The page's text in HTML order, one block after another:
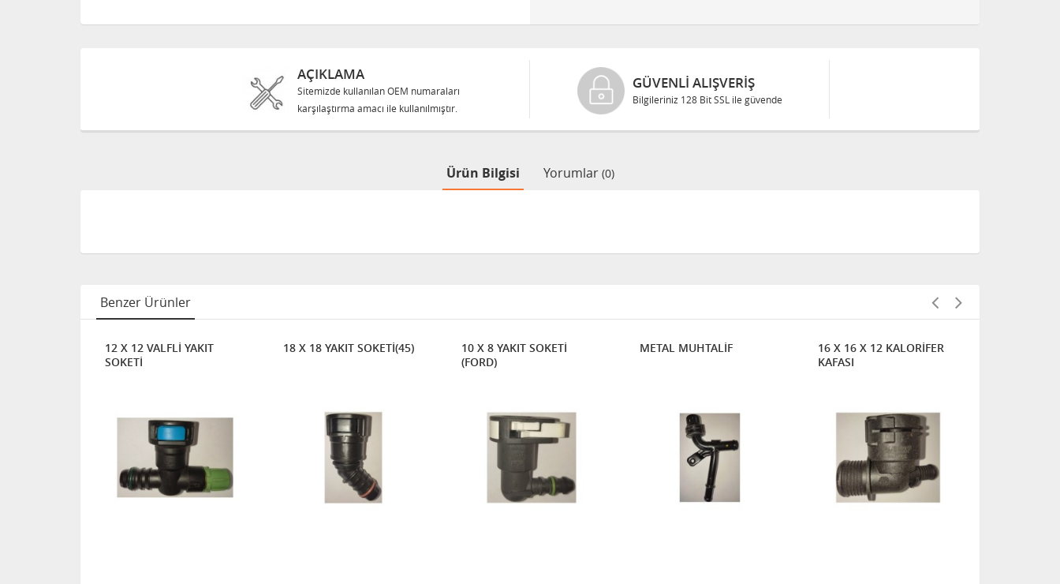
AÇIKLAMA
Sitemizde kullanılan OEM numaraları
karşılaştırma amacı ile kullanılmıştır.
GÜVENLI ALIŞVERIŞ
Bilgileriniz 128 Bit SSL ile güvende
Ürün Bilgisi Yorumlar (0)
Benzer Ürünler
12 X 12 VALFLİ YAKIT
SOKETİ
18 X 18 YAKIT SOKETİ(45)
10 X 8 YAKIT SOKETİ
(FORD)
METAL MUHTALİF
16 X 16 X 12 KALORİFER
KAFASI